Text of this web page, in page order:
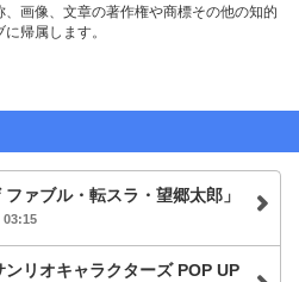
画像、文章の著作権や商標その他の知的
帰属します。
ァブル・転スラ・望郷太郎」
03:15
リオキャラクターズ POP UP